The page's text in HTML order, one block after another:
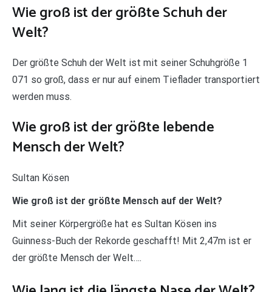
Wie groß ist der größte Schuh der
Welt?
Der größte Schuh der Welt ist mit seiner Schuhgröße 1
071 so groß, dass er nur auf einem Tieflader transportiert
werden muss.
Wie groß ist der größte lebende
Mensch der Welt?
Sultan Kösen
Wie groß ist der größte Mensch auf der Welt?
Mit seiner Körpergröße hat es Sultan Kösen ins
Guinness-Buch der Rekorde geschafft! Mit 2,47m ist er
der größte Mensch der Welt….